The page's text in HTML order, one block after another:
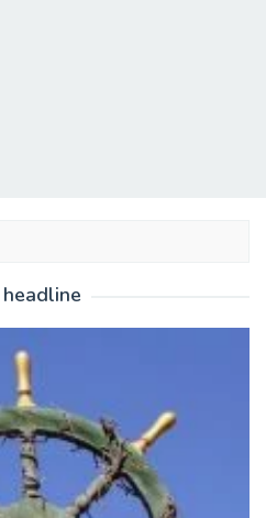
headline